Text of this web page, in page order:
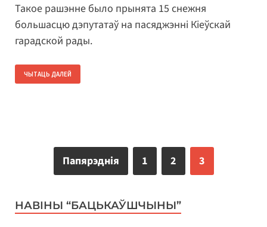
Такое рашэнне было прынята 15 снежня
большасцю дэпутатаў на пасяджэнні Кіеўскай
гарадской рады.
ЧЫТАЦЬ ДАЛЕЙ
Папярэднія 1 2 3
НАВІНЫ “БАЦЬКАЎШЧЫНЫ”